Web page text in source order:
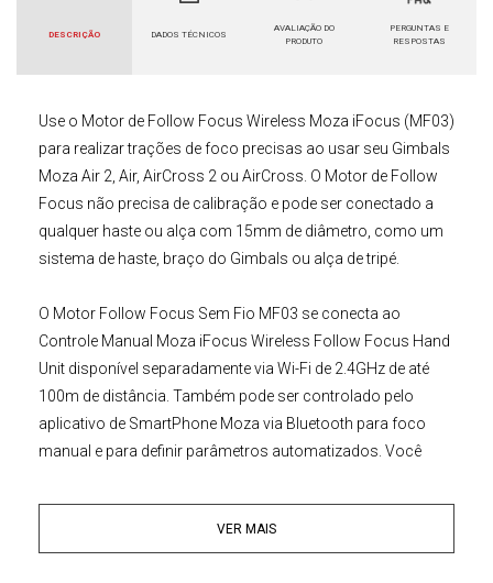
DESCRIÇÃO DADOS TÉCNICOS
AVALIAÇÃO DO
PRODUTO
PERGUNTAS E
RESPOSTAS
Use o Motor de Follow Focus Wireless Moza iFocus (MF03)
para realizar trações de foco precisas ao usar seu Gimbals
Moza Air 2, Air, AirCross 2 ou AirCross. O Motor de Follow
Focus não precisa de calibração e pode ser conectado a
qualquer haste ou alça com 15mm de diâmetro, como um
sistema de haste, braço do Gimbals ou alça de tripé.
O Motor Follow Focus Sem Fio MF03 se conecta ao
Controle Manual Moza iFocus Wireless Follow Focus Hand
Unit disponível separadamente via Wi-Fi de 2.4GHz de até
100m de distância. Também pode ser controlado pelo
aplicativo de SmartPhone Moza via Bluetooth para foco
manual e para definir parâmetros automatizados. Você
comunicação CAN para alimentação e controle usando a
. O Motor Moza iFocus Wireless
VER MAIS